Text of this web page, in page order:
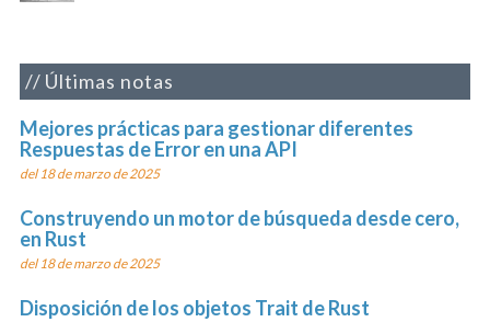
Últimas notas
Mejores prácticas para gestionar diferentes
Respuestas de Error en una API
del 18 de marzo de 2025
Construyendo un motor de búsqueda desde cero,
en Rust
del 18 de marzo de 2025
Disposición de los objetos Trait de Rust